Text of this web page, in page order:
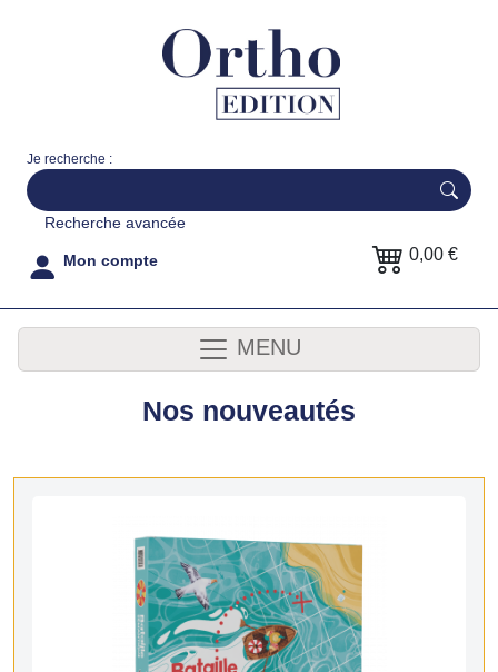
Je recherche :
Recherche avancée
Mon compte 0,00 €
MENU
Nos nouveautés